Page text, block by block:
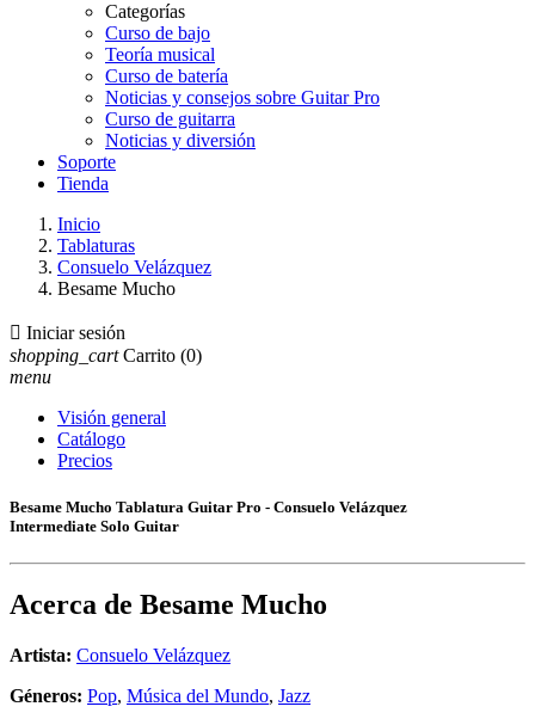
Categorías
Curso de bajo
Teoría musical
Curso de batería
Noticias y consejos sobre Guitar Pro
Curso de guitarra
Noticias y diversión
Soporte
Tienda
Inicio
Tablaturas
Consuelo Velázquez
Besame Mucho
 Iniciar sesión
shopping_cart Carrito (0)
menu
Visión general
Catálogo
Precios
Besame Mucho Tablatura Guitar Pro - Consuelo Velázquez
Intermediate Solo Guitar
Acerca de Besame Mucho
Artista: Consuelo Velázquez
Géneros: Pop, Música del Mundo, Jazz